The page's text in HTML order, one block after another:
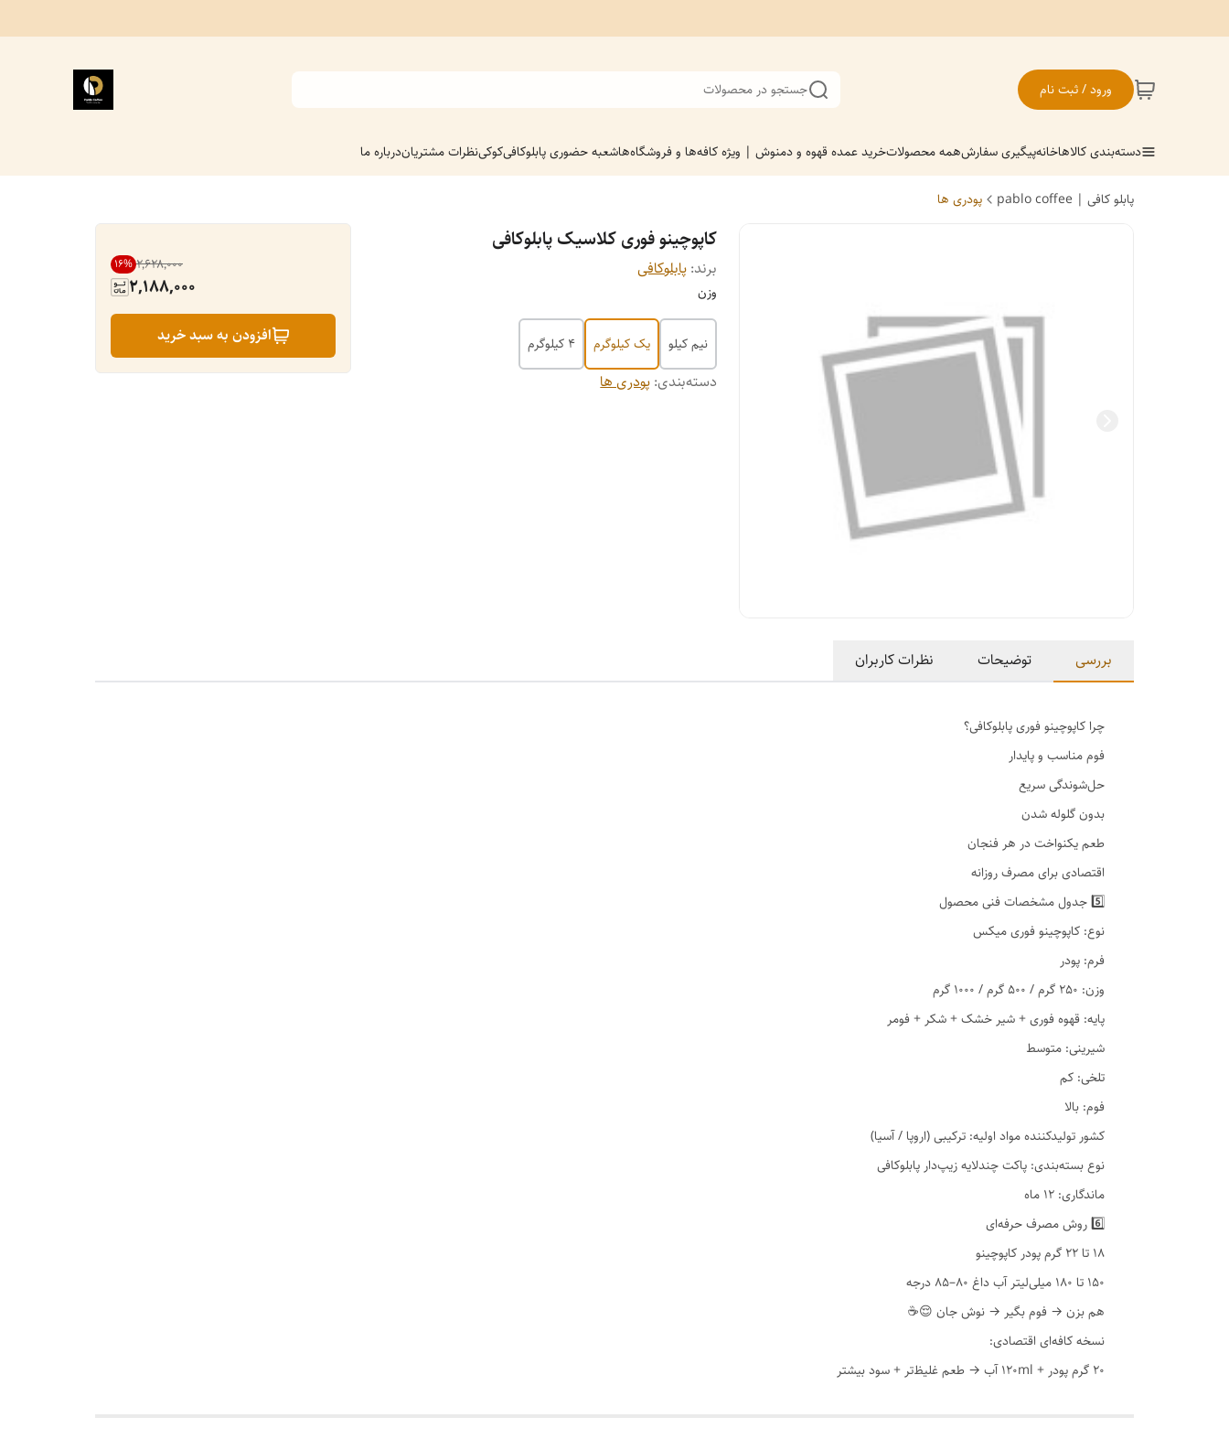
ورود / ثبت نام جستجو در محصولات
دسته‌بندی کالاهاخانهپیگیری سفارشهمه محصولاتخرید عمده قهوه و دمنوش | ویژه کافه‌ها و فروشگاه‌هاشعبه حضوری پابلوکافیکوکینظرات مشتریاندرباره ما
پابلو کافی | pablo coffee پودری ها
کاپوچینو فوری کلاسیک پابلوکافی
برند: پابلوکافی
وزن
نیم کیلو یک کیلوگرم 4 کیلوگرم
دسته‌بندی: پودری ها
۲٬۶۲۸٬۰۰۰ 16%
2,188,000
افزودن به سبد خرید
بررسی توضیحات نظرات کاربران
چرا کاپوچینو فوری پابلوکافی؟
فوم مناسب و پایدار
حل‌شوندگی سریع
بدون گلوله شدن
طعم یکنواخت در هر فنجان
اقتصادی برای مصرف روزانه
5️⃣ جدول مشخصات فنی محصول
نوع: کاپوچینو فوری میکس
فرم: پودر
وزن: 250 گرم / 500 گرم / 1000 گرم
پایه: قهوه فوری + شیر خشک + شکر + فومر
شیرینی: متوسط
تلخی: کم
فوم: بالا
کشور تولیدکننده مواد اولیه: ترکیبی (اروپا / آسیا)
نوع بسته‌بندی: پاکت چندلایه زیپ‌دار پابلوکافی
ماندگاری: 12 ماه
6️⃣ روش مصرف حرفه‌ای
18 تا 22 گرم پودر کاپوچینو
150 تا 180 میلی‌لیتر آب داغ 80–85 درجه
هم بزن → فوم بگیر → نوش جان 😌☕
نسخه کافه‌ای اقتصادی:
20 گرم پودر + 120ml آب → طعم غلیظ‌تر + سود بیشتر